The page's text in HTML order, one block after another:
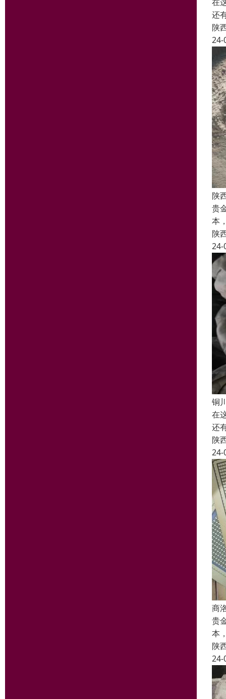
还
陕
24-
陕
贵
本
陕
24-
铜
在
还
陕
24-
商
贵
本
陕
24-